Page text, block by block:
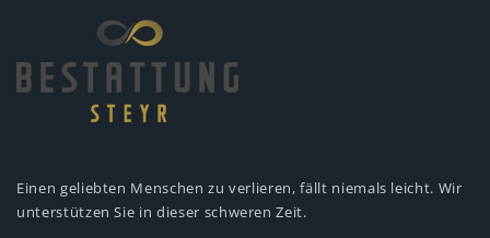
Einen geliebten Menschen zu verlieren, fällt niemals leicht. Wir
unterstützen Sie in dieser schweren Zeit.